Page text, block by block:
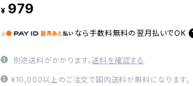
¥ 979
なら 手数料無料の 翌月払いでOK
別途送料がかかります。送料を確認する
¥10,000以上のご注文で国内送料が無料になります。